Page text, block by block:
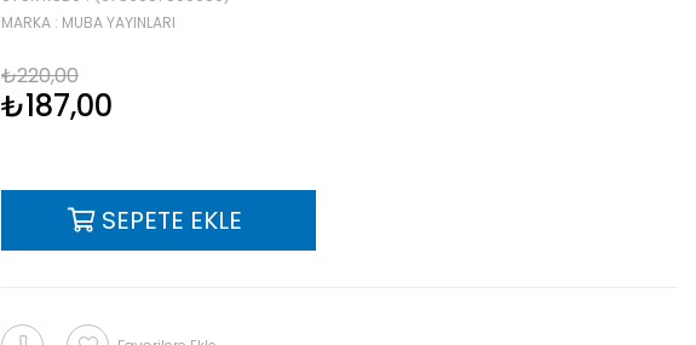
MARKA : MUBA YAYINLARI
₺220,00
₺187,00